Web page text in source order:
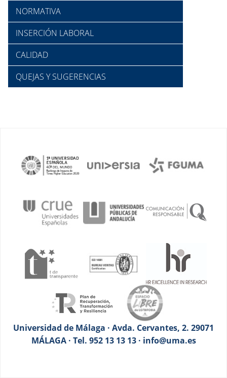
NORMATIVA
INSERCIÓN LABORAL
CALIDAD
QUEJAS Y SUGERENCIAS
Universidad de Málaga · Avda. Cervantes, 2. 29071
MÁLAGA · Tel. 952 13 13 13 · info@uma.es